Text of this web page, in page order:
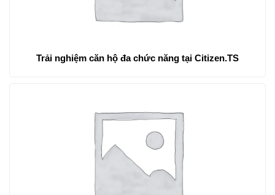
Trải nghiệm căn hộ đa chức năng tại Citizen.TS